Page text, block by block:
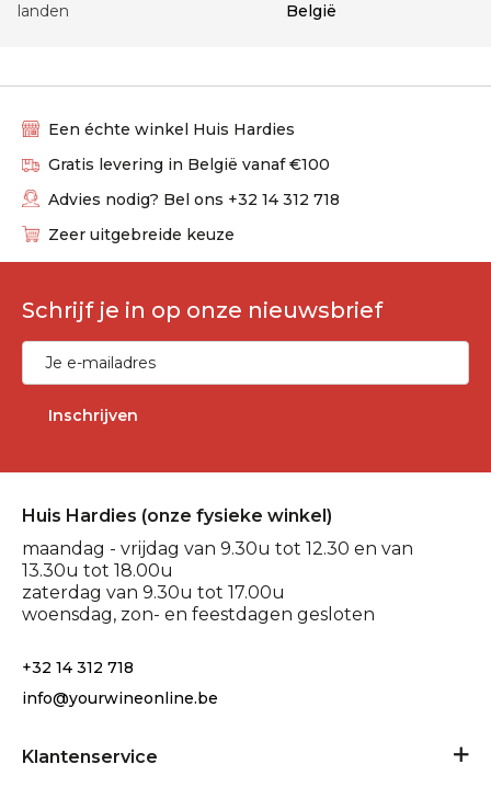
landen
België
Een échte winkel Huis Hardies
Gratis levering in België vanaf €100
Advies nodig? Bel ons +32 14 312 718
Zeer uitgebreide keuze
Schrijf je in op onze nieuwsbrief
Inschrijven
Huis Hardies (onze fysieke winkel)
maandag - vrijdag van 9.30u tot 12.30 en van
13.30u tot 18.00u
zaterdag van 9.30u tot 17.00u
woensdag, zon- en feestdagen gesloten
+32 14 312 718
info@yourwineonline.be
Klantenservice